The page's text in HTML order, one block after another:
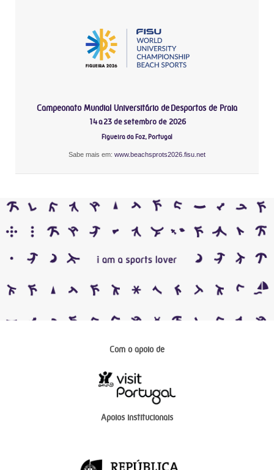
Campeonato Mundial Universitário de Desportos de Praia
14 a 23 de setembro de 2026
Figueira da Foz, Portugal
Sabe mais em: www.beachsprots2026.fisu.net
Com o apoio de
Apoios institucionais